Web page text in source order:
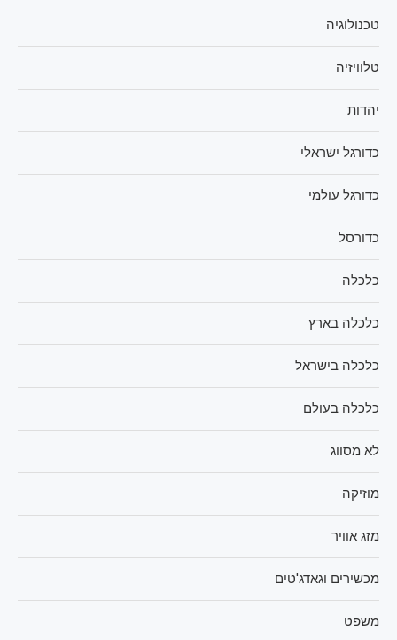
טכנולוגיה
טלוויזיה
יהדות
כדורגל ישראלי
כדורגל עולמי
כדורסל
כלכלה
כלכלה בארץ
כלכלה בישראל
כלכלה בעולם
לא מסווג
מוזיקה
מזג אוויר
מכשירים וגאדג'טים
משפט